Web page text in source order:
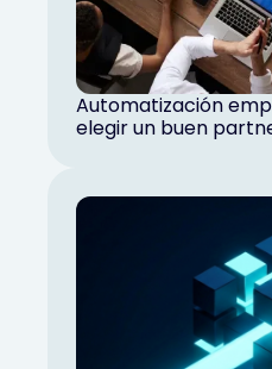
Automatización
elegir un buen